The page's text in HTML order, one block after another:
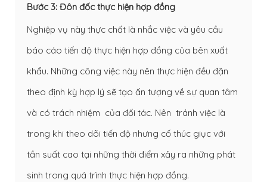
Bước 3: Đôn đốc thực hiện hợp đồng
Nghiệp vụ này thực chất là nhắc việc và yêu cầu
báo cáo tiến độ thực hiện hợp đồng của bên xuất
khẩu. Những công việc này nên thực hiện đều đặn
theo định kỳ hợp lý sẽ tạo ấn tượng về sự quan tâm
và có trách nhiệm của đối tác. Nên tránh việc là
trong khi theo dõi tiến độ nhưng cố thúc giục với
tần suất cao tại những thời điểm xảy ra những phát
sinh trong quá trình thực hiện hợp đồng.